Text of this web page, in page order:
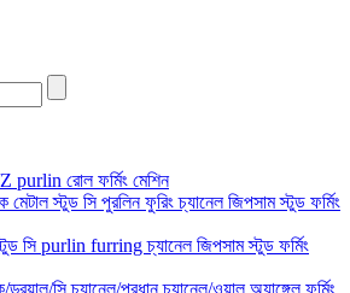
purlin রোল ফর্মিং মেশিন
মেটাল স্টুড সি পুরলিন ফুরিং চ্যানেল জিপসাম স্টুড ফর্মিং
সি purlin furring চ্যানেল জিপসাম স্টুড ফর্মিং
ড্রয়াল/সি চ্যানেল/প্রধান চ্যানেল/ওয়াল অ্যাঙ্গেল ফর্মিং